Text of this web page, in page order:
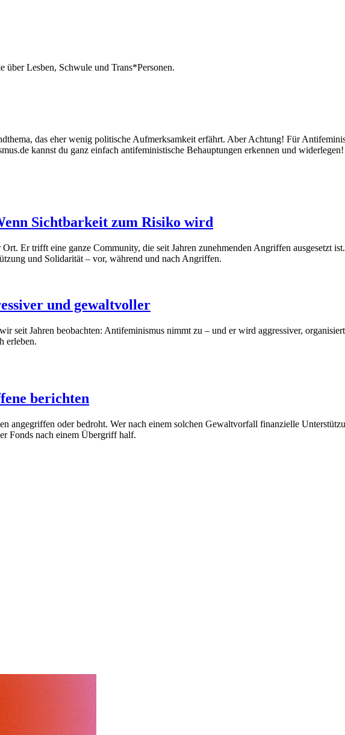
Lesben, Schwule und Trans*Personen.
das eher wenig politische Aufmerksamkeit erfährt. Aber Achtung! Für
kannst du ganz einfach antifeministische Behauptungen erkennen und widerlegen!
Sichtbarkeit zum Risiko wird
Er trifft eine ganze Community, die seit Jahren zunehmenden Angriffen ausgesetzt
und Solidarität – vor, während und nach Angriffen.
und gewaltvoller
seit Jahren beobachten: Antifeminismus nimmt zu – und er wird aggressiver,
erleben.
berichten
angegriffen oder bedroht. Wer nach einem solchen Gewaltvorfall finanzielle
Fonds nach einem Übergriff half.